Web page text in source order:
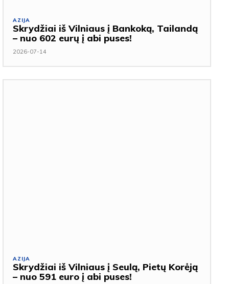
AZIJA
Skrydžiai iš Vilniaus į Bankoką, Tailandą
– nuo 602 eurų į abi puses!
2026-07-14
AZIJA
Skrydžiai iš Vilniaus į Seulą, Pietų Korėją
– nuo 591 euro į abi puses!